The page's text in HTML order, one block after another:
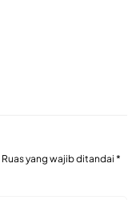
Ruas yang wajib ditandai *